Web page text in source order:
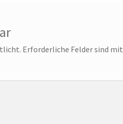
Erforderliche Felder sind mit